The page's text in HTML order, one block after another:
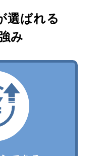
選ばれる
み